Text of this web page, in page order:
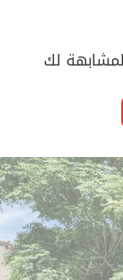
لك